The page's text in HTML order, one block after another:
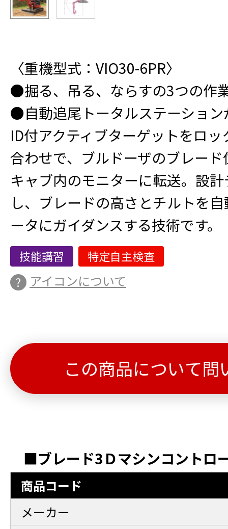
〈重機型式：VIO30-6PR〉
●掘る、吊る、ならすの3つの作
●自動追尾トータルステーショ
ID付アクティブターゲットをロ
合わせで、ブルドーザのブレー
キャブ内のモニターに転送。設
し、ブレードの高さとチルトを
ータにガイダンスする技術です。
技能講習 特定自主検査
アイコンについて
この商品について問
■ブレード3Ｄマシンコントロ
商品コード
メーカー